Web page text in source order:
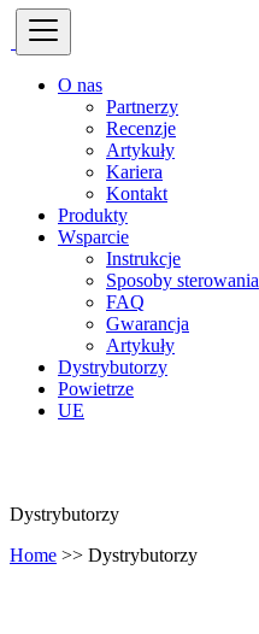
O nas
Partnerzy
Recenzje
Artykuły
Kariera
Kontakt
Produkty
Wsparcie
Instrukcje
Sposoby sterowania
FAQ
Gwarancja
Artykuły
Dystrybutorzy
Powietrze
UE
Dystrybutorzy
Home >> Dystrybutorzy